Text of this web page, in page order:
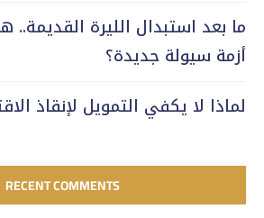
ما بعد استبدال الليرة القديمة..
أزمة سيولة جديدة؟
لماذا لا يكفي التمويل لإنقاذ
RECENT COMMENTS